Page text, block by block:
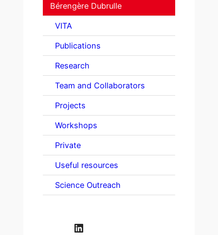
Bérengère Dubrulle
VITA
Publications
Research
Team and Collaborators
Projects
Workshops
Private
Useful resources
Science Outreach
LinkedIn